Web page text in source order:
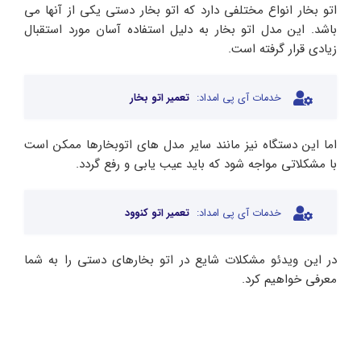
اتو بخار انواع مختلفی دارد که اتو بخار دستی یکی از آنها می
باشد. این مدل اتو بخار به دلیل استفاده آسان مورد استقبال
زیادی قرار گرفته است.
خدمات آی پی امداد: تعمیر اتو بخار
اما این دستگاه نیز مانند سایر مدل های اتوبخارها ممکن است
با مشکلاتی مواجه شود که باید عیب یابی و رفع گردد.
خدمات آی پی امداد: تعمیر اتو کنوود
در این ویدئو مشکلات شایع در اتو بخار‌های دستی را به شما
معرفی خواهیم کرد.